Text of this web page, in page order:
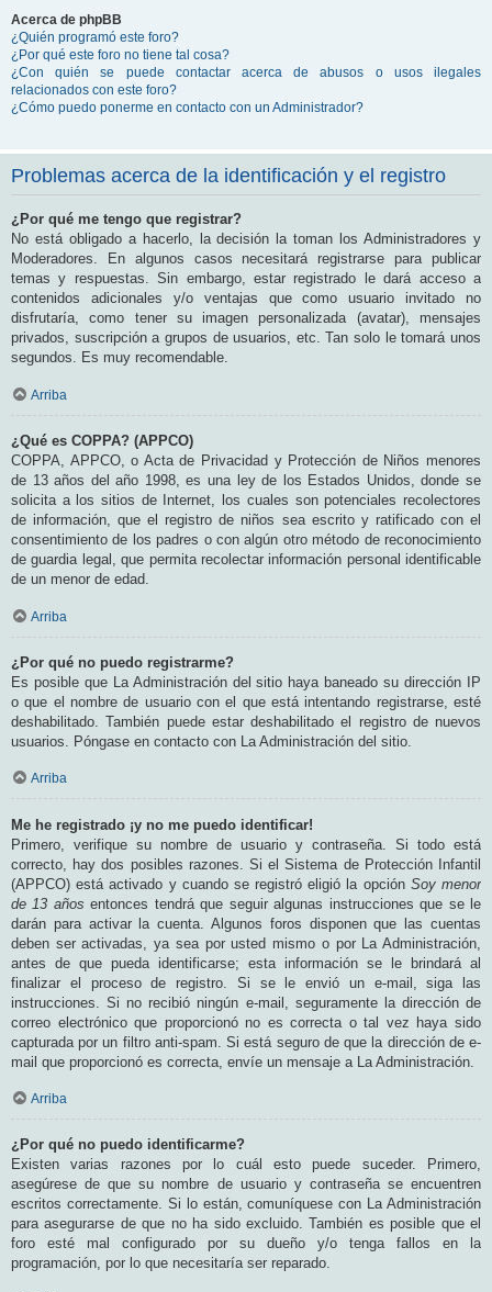
Acerca de phpBB
¿Quién programó este foro?
¿Por qué este foro no tiene tal cosa?
¿Con quién se puede contactar acerca de abusos o usos ilegales
relacionados con este foro?
¿Cómo puedo ponerme en contacto con un Administrador?
Problemas acerca de la identificación y el registro
¿Por qué me tengo que registrar?
No está obligado a hacerlo, la decisión la toman los Administradores y
Moderadores. En algunos casos necesitará registrarse para publicar
temas y respuestas. Sin embargo, estar registrado le dará acceso a
contenidos adicionales y/o ventajas que como usuario invitado no
disfrutaría, como tener su imagen personalizada (avatar), mensajes
privados, suscripción a grupos de usuarios, etc. Tan solo le tomará unos
segundos. Es muy recomendable.
Arriba
¿Qué es COPPA? (APPCO)
COPPA, APPCO, o Acta de Privacidad y Protección de Niños menores
de 13 años del año 1998, es una ley de los Estados Unidos, donde se
solicita a los sitios de Internet, los cuales son potenciales recolectores
de información, que el registro de niños sea escrito y ratificado con el
consentimiento de los padres o con algún otro método de reconocimiento
de guardia legal, que permita recolectar información personal identificable
de un menor de edad.
Arriba
¿Por qué no puedo registrarme?
Es posible que La Administración del sitio haya baneado su dirección IP
o que el nombre de usuario con el que está intentando registrarse, esté
deshabilitado. También puede estar deshabilitado el registro de nuevos
usuarios. Póngase en contacto con La Administración del sitio.
Arriba
Me he registrado ¡y no me puedo identificar!
Primero, verifique su nombre de usuario y contraseña. Si todo está
correcto, hay dos posibles razones. Si el Sistema de Protección Infantil
(APPCO) está activado y cuando se registró eligió la opción Soy menor
de 13 años entonces tendrá que seguir algunas instrucciones que se le
darán para activar la cuenta. Algunos foros disponen que las cuentas
deben ser activadas, ya sea por usted mismo o por La Administración,
antes de que pueda identificarse; esta información se le brindará al
finalizar el proceso de registro. Si se le envió un e-mail, siga las
instrucciones. Si no recibió ningún e-mail, seguramente la dirección de
correo electrónico que proporcionó no es correcta o tal vez haya sido
capturada por un filtro anti-spam. Si está seguro de que la dirección de e-
mail que proporcionó es correcta, envíe un mensaje a La Administración.
Arriba
¿Por qué no puedo identificarme?
Existen varias razones por lo cuál esto puede suceder. Primero,
asegúrese de que su nombre de usuario y contraseña se encuentren
escritos correctamente. Si lo están, comuníquese con La Administración
para asegurarse de que no ha sido excluido. También es posible que el
foro esté mal configurado por su dueño y/o tenga fallos en la
programación, por lo que necesitaría ser reparado.